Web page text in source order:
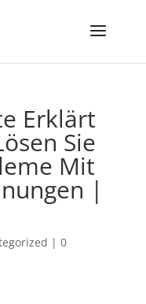
Erklärt
Sie
Mit
|
| 0